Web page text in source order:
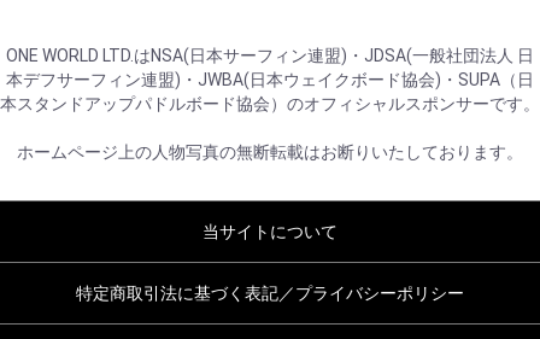
ONE WORLD LTD.はNSA(日本サーフィン連盟)・JDSA(一般社団法人 日
本デフサーフィン連盟)・JWBA(日本ウェイクボード協会)・SUPA（日
本スタンドアップパドルボード協会）のオフィシャルスポンサーです。
ホームページ上の人物写真の無断転載はお断りいたしております。
当サイトについて
特定商取引法に基づく表記／プライバシーポリシー